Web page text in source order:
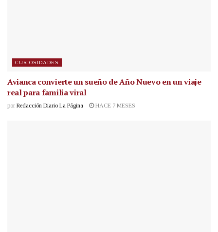
CURIOSIDADES
Avianca convierte un sueño de Año Nuevo en un viaje
real para familia viral
por Redacción Diario La Página HACE 7 MESES